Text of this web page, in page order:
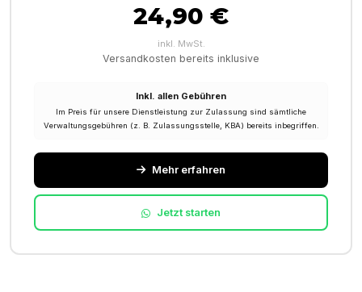
24,90 €
inkl. MwSt.
Versandkosten bereits inklusive
Inkl. allen Gebühren
Im Preis für unsere Dienstleistung zur Zulassung sind sämtliche
Verwaltungsgebühren (z. B. Zulassungsstelle, KBA) bereits inbegriffen.
Mehr erfahren
Jetzt starten